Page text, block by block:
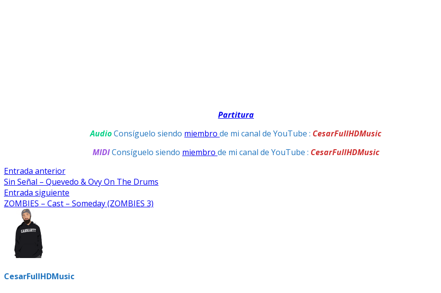
Partitura
AudioConsíguelo siendo miembrode mi canal de YouTube : CesarFullHDMusic
MIDIConsíguelo siendo miembro de mi canal de YouTube : CesarFullHDMusic
Navegación
De
Entradas
Entrada anteriorEntrada
anterior:
Sin Señal – Quevedo & Ovy On The Drums
Entrada siguiente
siguiente:
ZOMBIES – Cast – Someday (ZOMBIES 3)
CesarFullHDMusic